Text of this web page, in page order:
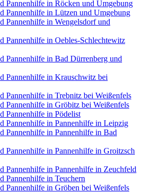
Pannenhilfe in Röcken und Umgebung
Pannenhilfe in Lützen und Umgebung
Pannenhilfe in Wengelsdorf und
Pannenhilfe in Oebles-Schlechtewitz
Pannenhilfe in Bad Dürrenberg und
Pannenhilfe in Krauschwitz bei
Pannenhilfe in Trebnitz bei Weißenfels
Pannenhilfe in Gröbitz bei Weißenfels
Pannenhilfe in Pödelist
Pannenhilfe in Pannenhilfe in Leipzig
Pannenhilfe in Pannenhilfe in Bad
Pannenhilfe in Pannenhilfe in Groitzsch
Pannenhilfe in Pannenhilfe in Zeuchfeld
Pannenhilfe in Teuchern
Pannenhilfe in Gröben bei Weißenfels